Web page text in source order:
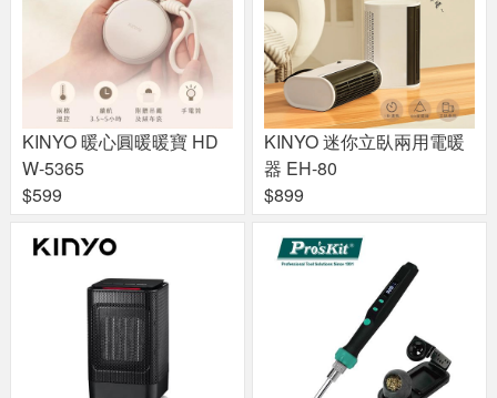
KINYO 暖心圓暖暖寶 HD
W-5365
$599
KINYO 迷你立臥兩用電暖
器 EH-80
$899